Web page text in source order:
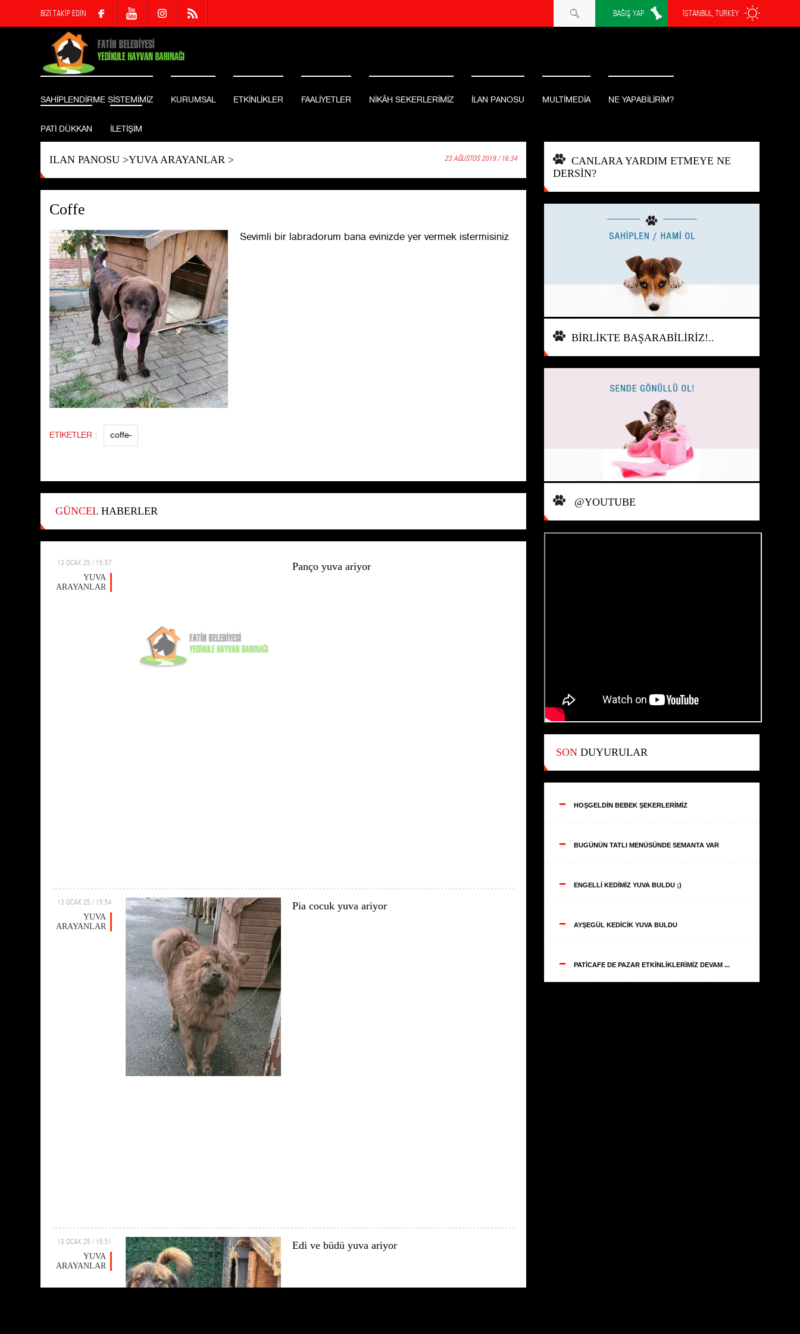
BİZİ TAKİP EDİN İSTANBUL, TURKEY
BAĞIŞ YAP
SAHİPLENDİRME SİSTEMİMİZ KURUMSAL ETKİNLİKLER FAALİYETLER NİKÂH SEKERLERİMİZ İLAN PANOSU MULTİMEDİA NE YAPABİLİRİM?
PATİ DÜKKAN İLETİŞİM
ILAN PANOSU>YUVA ARAYANLAR> 23 AĞUSTOS 2019 / 16:34
Coffe
Sevimli bir labradorum bana evinizde yer vermek istermisiniz
ETİKETLER : coffe-
GÜNCELHABERLER
13 OCAK 25 / 15:57
YUVA
ARAYANLAR
Panço yuva ariyor
13 OCAK 25 / 15:54
YUVA
ARAYANLAR
Pia cocuk yuva ariyor
13 OCAK 25 / 15:51
YUVA
ARAYANLAR
Edi ve büdü yuva ariyor
CANLARA YARDIM ETMEYE NE
DERSİN?
BİRLİKTE BAŞARABİLİRİZ!..
@YOUTUBE
SONDUYURULAR
-- HOŞGELDİN BEBEK ŞEKERLERİMİZ
-- BUGÜNÜN TATLI MENÜSÜNDE SEMANTA VAR
-- ENGELLİ KEDİMİZ YUVA BULDU ;)
-- AYŞEGÜL KEDİCİK YUVA BULDU
-- PATİCAFE DE PAZAR ETKİNLİKLERİMİZ DEVAM ...